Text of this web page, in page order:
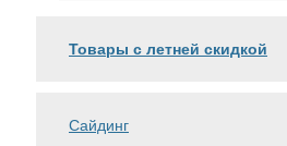
Товары с летней скидкой
Сайдинг